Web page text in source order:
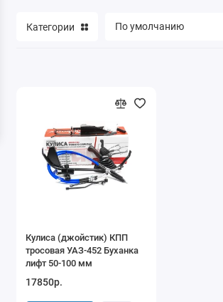
Категории
Кулиса (джойстик) КПП
тросовая УАЗ-452 Буханка
лифт 50-100 мм
17850р.